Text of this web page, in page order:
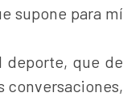
supone para mí
deporte, que de
conversaciones,